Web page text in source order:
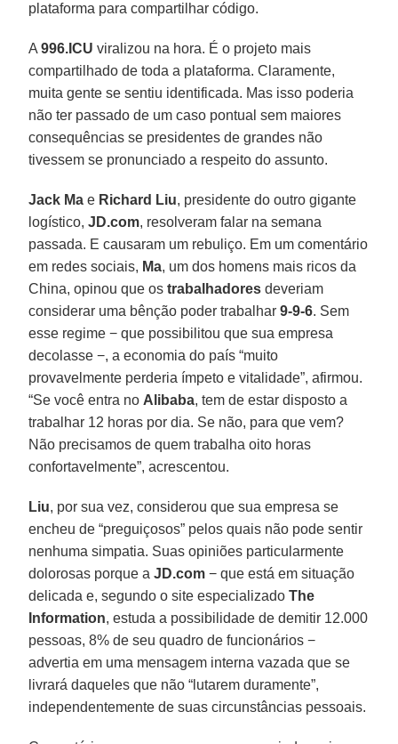
plataforma para compartilhar código.
A996.ICU viralizou na hora. É o projeto mais
compartilhado de toda a plataforma. Claramente,
muita gente se sentiu identificada. Mas isso poderia
não ter passado de um caso pontual sem maiores
consequências se presidentes de grandes não
tivessem se pronunciado a respeito do assunto.
Jack Ma e Richard Liu, presidente do outro gigante
logístico,JD.com, resolveram falar na semana
passada. E causaram um rebuliço. Em um comentário
em redes sociais, Ma, um dos homens mais ricos da
China, opinou que ostrabalhadores deveriam
considerar uma bênção poder trabalhar 9-9-6. Sem
esse regime − que possibilitou que sua empresa
decolasse −, a economia do país “muito
provavelmente perderia ímpeto e vitalidade”, afirmou.
“Se você entra no Alibaba, tem de estar disposto a
trabalhar 12 horas por dia. Se não, para que vem?
Não precisamos de quem trabalha oito horas
confortavelmente”, acrescentou.
Liu, por sua vez, considerou que sua empresa se
encheu de “preguiçosos” pelos quais não pode sentir
nenhuma simpatia. Suas opiniões particularmente
dolorosas porque aJD.com − que está em situação
delicada e, segundo o site especializadoThe
Information, estuda a possibilidade de demitir 12.000
pessoas, 8% de seu quadro de funcionários −
advertia em uma mensagem interna vazada que se
livrará daqueles que não “lutarem duramente”,
independentemente de suas circunstâncias pessoais.